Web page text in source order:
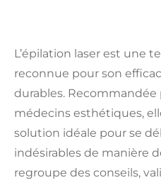
L’épilation laser est une
reconnue pour son
durables.
médecins esthétiques,
solution idéale pour se
indésirables de manière
regroupe des conseils,